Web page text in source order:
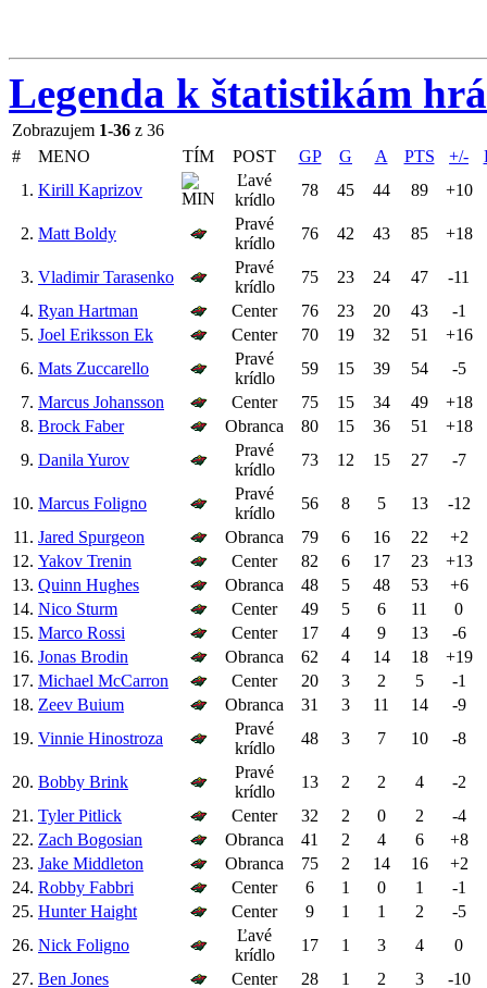
Legenda k štatistikám
Zobrazujem 1-36 z 36
#
MENO TÍM POST GP G A PTS +/-
1. Kirill Kaprizov
Ľavé
krídlo
78 45 44 89 +10
2. Matt Boldy
Pravé
krídlo
76 42 43 85 +18
3. Vladimir Tarasenko
Pravé
krídlo
75 23 24 47
-11
4. Ryan Hartman Center 76 23 20 43
-1
5. Joel Eriksson Ek Center 70 19 32 51
+16
6. Mats Zuccarello
Pravé
krídlo
59 15 39 54
-5
7. Marcus Johansson Center 75 15 34 49
+18
8. Brock Faber Obranca 80 15 36 51
+18
9. Danila Yurov
Pravé
krídlo
73 12 15 27 -7
10. Marcus Foligno
Pravé
krídlo
56 8 5 13
-12
11. Jared Spurgeon Obranca 79 6 16 22
+2
12. Yakov Trenin Center 82 6 17 23
+13
13. Quinn Hughes Obranca 48 5 48 53
+6
14. Nico Sturm Center 49 5 6 11
0
15. Marco Rossi Center 17 4 9 13
-6
16. Jonas Brodin Obranca 62 4 14 18
+19
17. Michael McCarron Center 20 3 2 5
-1
18. Zeev Buium Obranca 31 3 11 14
-9
19. Vinnie Hinostroza
Pravé
krídlo
48 3 7 10 -8
20. Bobby Brink
Pravé
krídlo
13 2 2 4
-2
21. Tyler Pitlick Center 32 2 0 2
-4
22. Zach Bogosian Obranca 41 2 4 6
+8
23. Jake Middleton Obranca 75 2 14 16
+2
24. Robby Fabbri Center 6 1 0 1
-1
25. Hunter Haight Center 9 1 1 2
-5
26. Nick Foligno
Ľavé
krídlo
17 1 3 4
0
27. Ben Jones Center 28 1 2 3 -10